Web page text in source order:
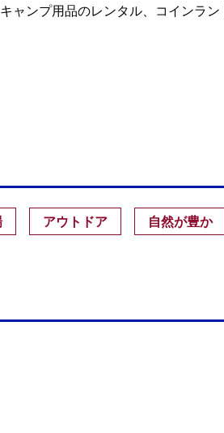
ャンプ用品のレンタル、コインラン
アウトドア 自然が豊か